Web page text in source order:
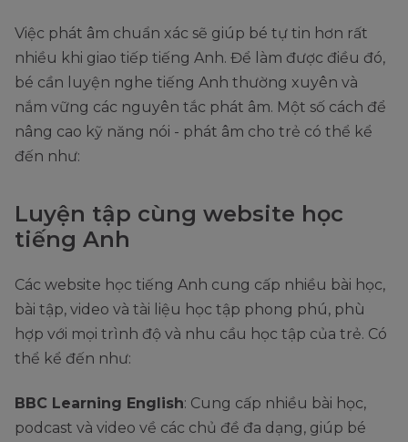
Việc phát âm chuẩn xác sẽ giúp bé tự tin hơn rất
nhiều khi giao tiếp tiếng Anh. Để làm được điều đó,
bé cần luyện nghe tiếng Anh thường xuyên và
nắm vững các nguyên tắc phát âm. Một số cách để
nâng cao kỹ năng nói - phát âm cho trẻ có thể kể
đến như:
Luyện tập cùng website học
tiếng Anh
Các website học tiếng Anh cung cấp nhiều bài học,
bài tập, video và tài liệu học tập phong phú, phù
hợp với mọi trình độ và nhu cầu học tập của trẻ. Có
thể kể đến như:
BBC Learning English: Cung cấp nhiều bài học,
podcast và video về các chủ đề đa dạng, giúp bé